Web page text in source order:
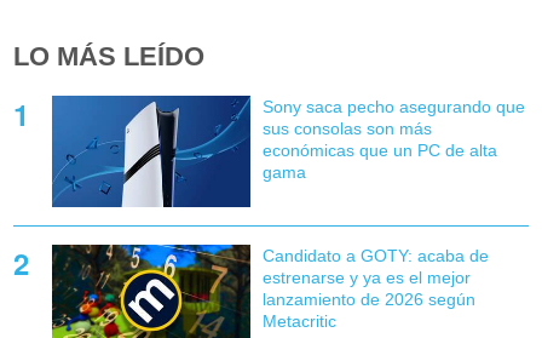
LO MÁS LEÍDO
Sony saca pecho asegurando que
sus consolas son más
económicas que un PC de alta
gama
Candidato a GOTY: acaba de
estrenarse y ya es el mejor
lanzamiento de 2026 según
Metacritic